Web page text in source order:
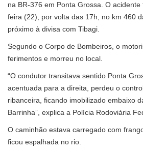
na BR-376 em Ponta Grossa. O
feira (22), por volta das 17h, no km 460
próximo à divisa com Tibagi.
Segundo o Corpo de Bombeiros, o
ferimentos e morreu no local.
“O condutor transitava sentido Ponta
acentuada para a direita, perdeu o
ribanceira, ficando imobilizado embaixo
Barrinha”, explica a Polícia Rodoviária
O caminhão estava carregado com
ficou espalhada no rio.